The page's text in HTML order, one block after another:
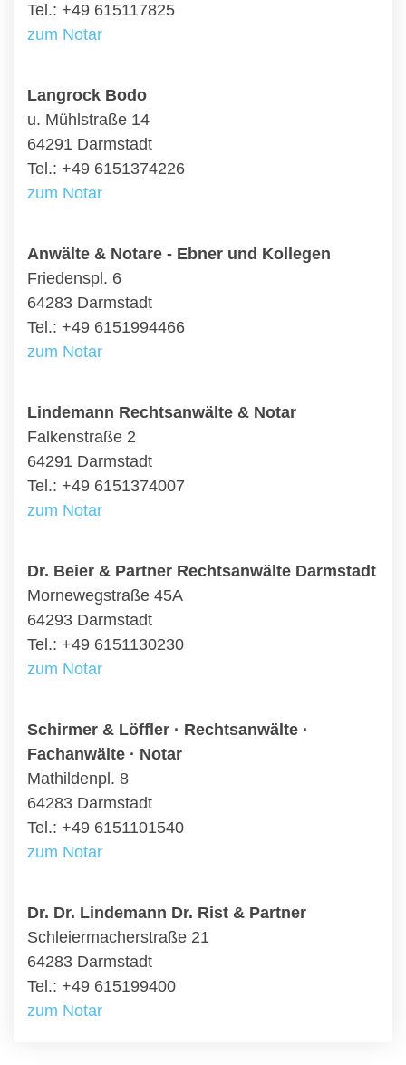
Tel.: +49 615117825
zum Notar
Langrock Bodo
u. Mühlstraße 14
64291 Darmstadt
Tel.: +49 6151374226
zum Notar
Anwälte & Notare - Ebner und Kollegen
Friedenspl. 6
64283 Darmstadt
Tel.: +49 6151994466
zum Notar
Lindemann Rechtsanwälte & Notar
Falkenstraße 2
64291 Darmstadt
Tel.: +49 6151374007
zum Notar
Dr. Beier & Partner Rechtsanwälte Darmstadt
Mornewegstraße 45A
64293 Darmstadt
Tel.: +49 6151130230
zum Notar
Schirmer & Löffler · Rechtsanwälte ·
Fachanwälte · Notar
Mathildenpl. 8
64283 Darmstadt
Tel.: +49 6151101540
zum Notar
Dr. Dr. Lindemann Dr. Rist & Partner
Schleiermacherstraße 21
64283 Darmstadt
Tel.: +49 615199400
zum Notar